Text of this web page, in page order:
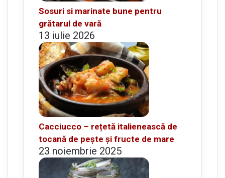
Sosuri si marinate bune pentru
grătarul de vară
13 iulie 2026
Cacciucco – rețetă italienească de
tocană de pește și fructe de mare
23 noiembrie 2025